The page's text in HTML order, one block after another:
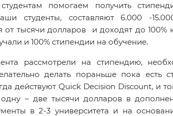
помогаем получить
студенты, составляют 6.000 -
от тысячи долларов и доходят до 100%
и 100% стипендии на обучение.
рассмотрели на стипендию,
делать пораньше пока есть
действуют Quick Decision Discount, и
– две тысячи долларов в
в 2-3 университета и на